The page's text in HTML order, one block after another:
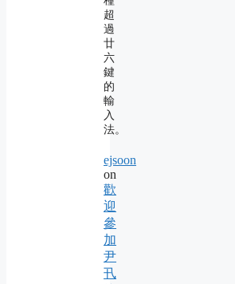
超
過
廿
六
鍵
的
輸
入
法。
ejsoon
on
歡
迎
參
加
尹
卂